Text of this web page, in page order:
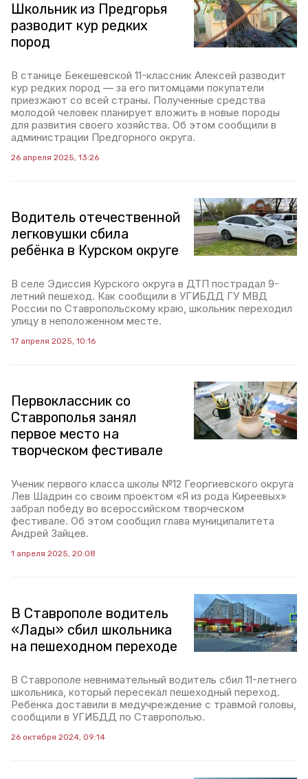
Школьник из Предгорья
разводит кур редких
пород
В станице Бекешевской 11-классник Алексей разводит
кур редких пород — за его питомцами покупатели
приезжают со всей страны. Полученные средства
молодой человек планирует вложить в новые породы
для развития своего хозяйства. Об этом сообщили в
администрации Предгорного округа.
26 апреля 2025, 13:26
Водитель отечественной
легковушки сбила
ребёнка в Курском округе
В селе Эдиссия Курского округа в ДТП пострадал 9-
летний пешеход. Как сообщили в УГИБДД ГУ МВД
России по Ставропольскому краю, школьник переходил
улицу в неположенном месте.
17 апреля 2025, 10:16
Первоклассник со
Ставрополья занял
первое место на
творческом фестивале
Ученик первого класса школы №12 Георгиевского округа
Лев Шадрин со своим проектом «Я из рода Киреевых»
забрал победу во всероссийском творческом
фестивале. Об этом сообщил глава муниципалитета
Андрей Зайцев.
1 апреля 2025, 20:08
В Ставрополе водитель
«Лады» сбил школьника
на пешеходном переходе
В Ставрополе невнимательный водитель сбил 11-летнего
школьника, который пересекал пешеходный переход.
Ребёнка доставили в медучреждение с травмой головы,
сообщили в УГИБДД по Ставрополью.
26 октября 2024, 09:14